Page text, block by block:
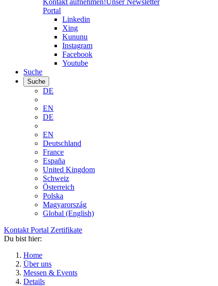
Kontakt aufnehmen!Unser Newsletter
Portal
Linkedin
Xing
Kununu
Instagram
Facebook
Youtube
Suche
Suche
DE
EN
DE
EN
Deutschland
France
España
United Kingdom
Schweiz
Österreich
Polska
Magyarország
Global (English)
Kontakt Portal Zertifikate
Du bist hier:
Home
Über uns
Messen & Events
Details